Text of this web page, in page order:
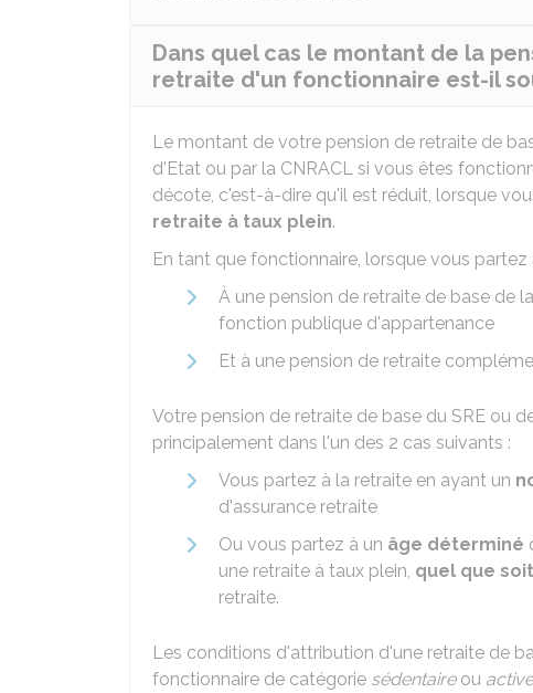
Dans quel cas le montant de la
retraite d'un fonctionnaire est-il
Le montant de votre pension de retraite de
d'Etat ou par la CNRACL si vous êtes
décote, c'est-à-dire qu'il est réduit, lorsque
retraite à taux plein.
En tant que fonctionnaire, lorsque vous
À une pension de retraite de base de
fonction publique d'appartenance
Et à une pension de retraite
Votre pension de retraite de base du SRE ou
principalement dans l'un des 2 cas suivants :
Vous partez à la retraite en ayant un
d'assurance retraite
Ou vous partez à un âge déterminé
une retraite à taux plein, quel que
retraite.
Les conditions d'attribution d'une retraite de
fonctionnaire de catégorie sédentaireou active